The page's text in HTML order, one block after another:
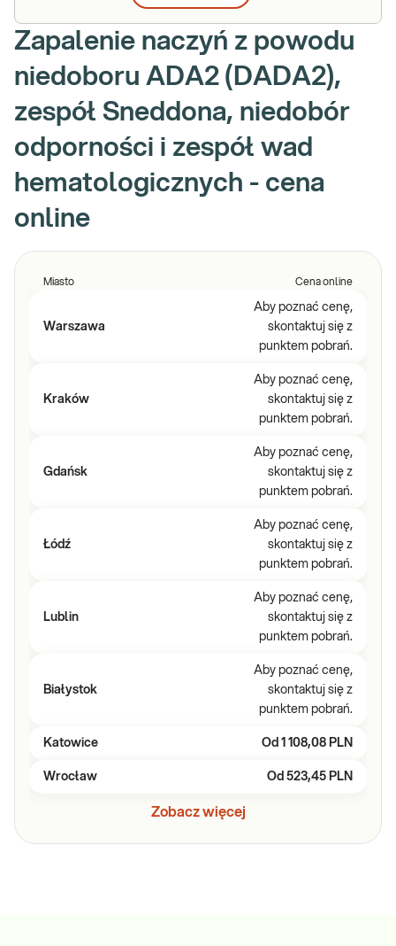
Zapalenie naczyń z powodu
niedoboru ADA2 (DADA2),
zespół Sneddona, niedobór
odporności i zespół wad
hematologicznych - cena
online
Miasto Cena online
Warszawa
Aby poznać cenę,
skontaktuj się z
punktem pobrań.
Kraków
Aby poznać cenę,
skontaktuj się z
punktem pobrań.
Gdańsk
Aby poznać cenę,
skontaktuj się z
punktem pobrań.
Łódź
Aby poznać cenę,
skontaktuj się z
punktem pobrań.
Lublin
Aby poznać cenę,
skontaktuj się z
punktem pobrań.
Białystok
Aby poznać cenę,
skontaktuj się z
punktem pobrań.
Katowice Od 1 108,08 PLN
Wrocław Od 523,45 PLN
Zobacz więcej